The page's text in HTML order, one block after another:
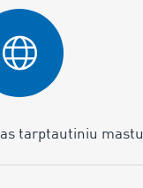
tarptautiniu mastu